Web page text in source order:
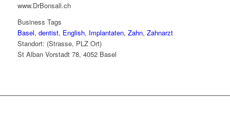
www.DrBonsall.ch
Business Tags
Basel, dentist, English, Implantaten, Zahn, Zahnarzt
Standort: (Strasse, PLZ Ort)
St Alban Vorstadt 78, 4052 Basel